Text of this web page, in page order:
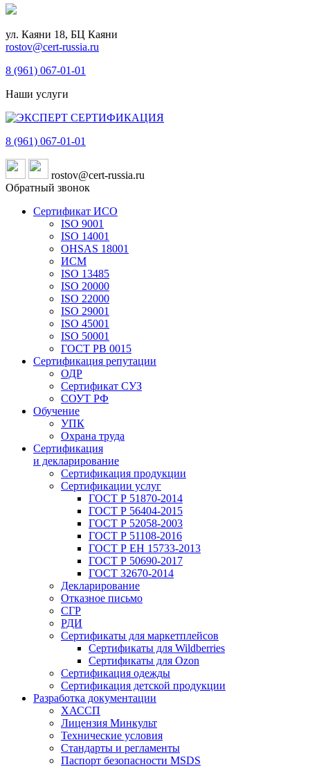
ул. Каяни 18, БЦ Каяни
rostov@cert-russia.ru
8 (961) 067-01-01
Наши услуги
8 (961) 067-01-01
rostov@cert-russia.ru
Обратный звонок
Сертификат ИСО
ISO 9001
ISO 14001
OHSAS 18001
ИСМ
ISO 13485
ISO 20000
ISO 22000
ISO 29001
ISO 45001
ISO 50001
ГОСТ РВ 0015
Сертификация репутации
ОДР
Сертификат СУЗ
СОУТ РФ
Обучение
УПК
Охрана труда
Сертификация
и декларирование
Сертификация продукции
Сертификации услуг
ГОСТ Р 51870-2014
ГОСТ Р 56404-2015
ГОСТ Р 52058-2003
ГОСТ Р 51108-2016
ГОСТ Р ЕН 15733-2013
ГОСТ Р 50690-2017
ГОСТ 32670-2014
Декларирование
Отказное письмо
СГР
РДИ
Сертификаты для маркетплейсов
Сертификаты для Wildberries
Сертификаты для Ozon
Сертификация одежды
Сертификация детской продукции
Разработка документации
ХАССП
Лицензия Минкульт
Технические условия
Стандарты и регламенты
Паспорт безопасности MSDS